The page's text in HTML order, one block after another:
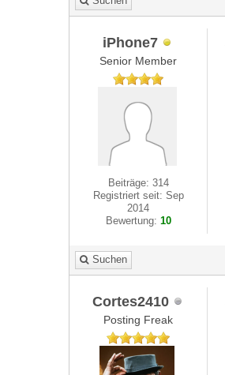
iPhone7
Senior Member
Beiträge: 314
Registriert seit: Sep
2014
Bewertung: 10
Suchen
Cortes2410
Posting Freak